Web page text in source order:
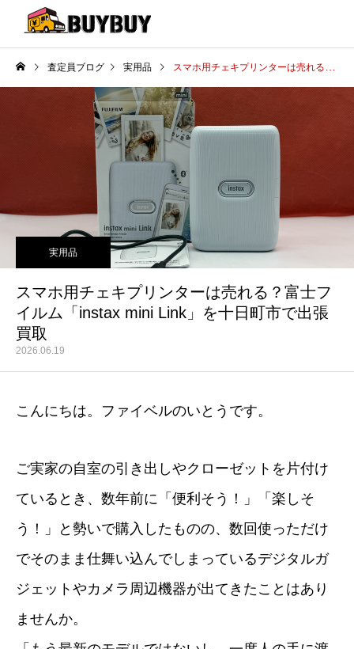
査定員ブログ 実用品 スマホ用チェキプリンターは売れる？富士フイルム「instax mini Link」を十日町市で出張買取
実用品
スマホ用チェキプリンターは売れる？富士フ
イルム「instax mini Link」を十日町市で出張
買取
2026.06.19
こんにちは。ファイベルのいとうです。
ご実家の自室の引き出しやクローゼットを片付け
ているとき、数年前に「便利そう！」「楽しそ
う！」と勢いで購入したものの、数回使っただけ
でそのまま仕舞い込んでしまっているデジタルガ
ジェットやカメラ周辺機器が出てきたことはあり
ませんか。